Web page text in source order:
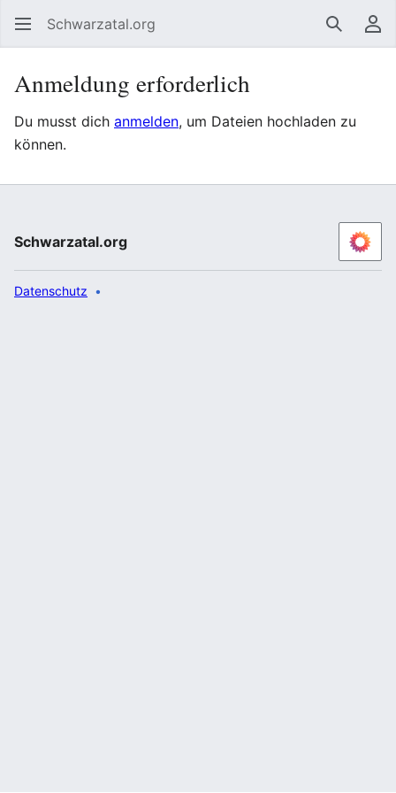
Schwarzatal.org Suchen
Anmeldung erforderlich
Du musst dich anmelden, um Dateien hochladen zu
können.
Schwarzatal.org
Datenschutz